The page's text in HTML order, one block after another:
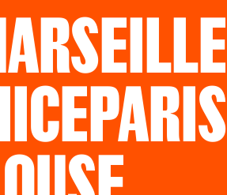
PARIS